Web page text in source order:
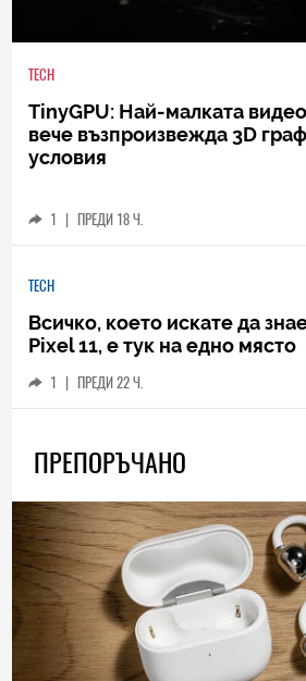
TECH
TinyGPU: Най-малката
вече възпроизвежда 3D
условия
1 | ПРЕДИ 18 Ч.
TECH
Всичко, което искате да
Pixel 11, е тук на едно място
1 | ПРЕДИ 22 Ч.
ПРЕПОРЪЧАНО